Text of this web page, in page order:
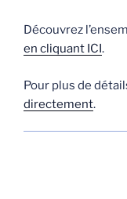
Découvrez
en cliquant ICI.
Pour plus de
directement.